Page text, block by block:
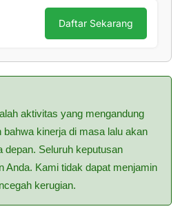
Daftar Sekarang
aktivitas yang mengandung
bahwa kinerja di masa lalu akan
depan. Seluruh keputusan
Anda. Kami tidak dapat menjamin
kerugian.